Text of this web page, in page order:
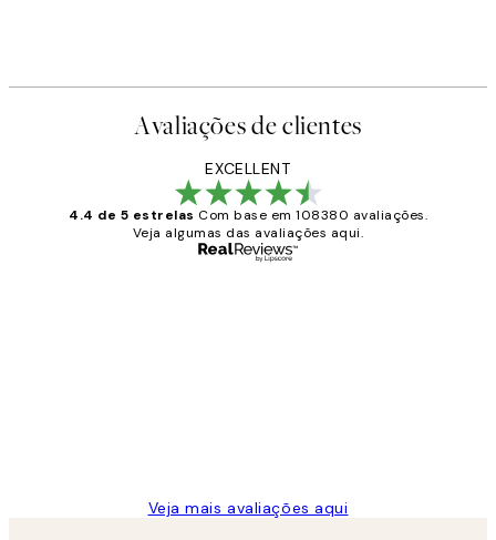
Avaliações de clientes
EXCELLENT
4.4 de 5 estrelas Com base em 108380 avaliações.
Veja algumas das avaliações aqui.
Veja mais avaliações aqui